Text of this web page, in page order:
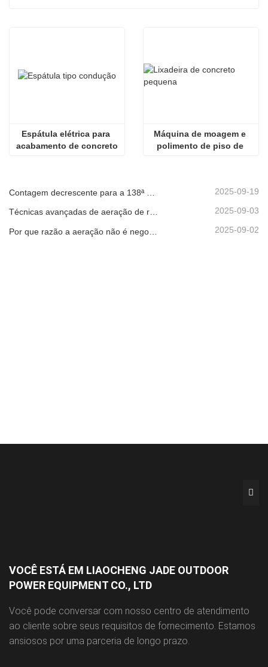
Espátula elétrica para
acabamento de concreto
Máquina de moagem e
polimento de piso de
2025-09-19
Técnicas avançadas de aeração de relvados: maximize os resultados com o equipamento certo 2025-09-03
2025-09-02
VOCÊ ESTÁ EM LIAOCHENG JADE OUTDOOR
POWER EQUIPMENT CO., LTD
Você pode conversar com nosso centro de atendimento
ao cliente sobre seus requisitos de fornecimento. Estamos
ansiosos por uma parceria de longo prazo.